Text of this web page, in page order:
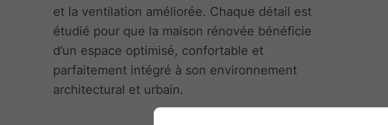
et la ventilation améliorée. Chaque détail est
étudié pour que la maison rénovée bénéficie
d’un espace optimisé, confortable et
parfaitement intégré à son environnement
architectural et urbain.